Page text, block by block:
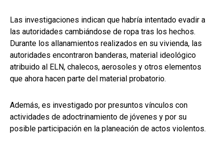
Las investigaciones indican que habría intentado evadir a
las autoridades cambiándose de ropa tras los hechos.
Durante los allanamientos realizados en su vivienda, las
autoridades encontraron banderas, material ideológico
atribuido al ELN, chalecos, aerosoles y otros elementos
que ahora hacen parte del material probatorio.
Además, es investigado por presuntos vínculos con
actividades de adoctrinamiento de jóvenes y por su
posible participación en la planeación de actos violentos.